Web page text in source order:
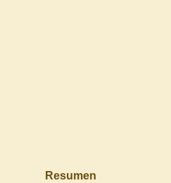
Resumen